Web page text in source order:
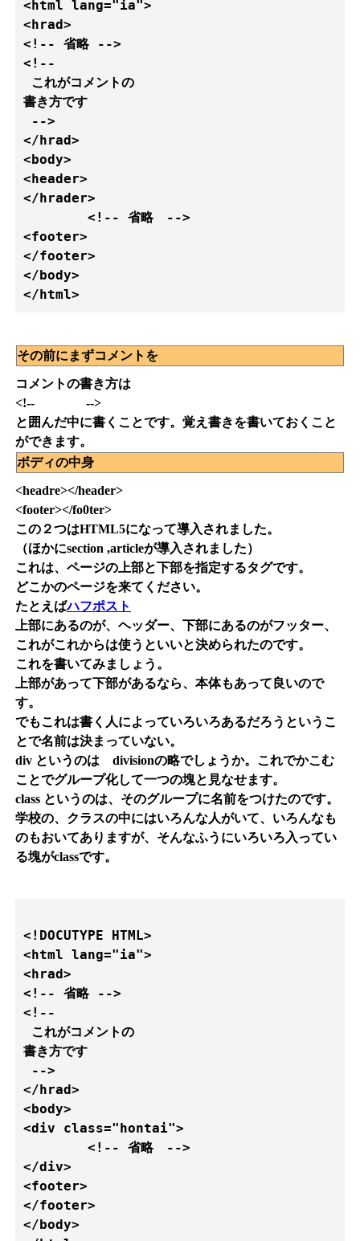
<html lang="ia">
<hrad>
<!-- 省略 -->
<!--
これがコメントの
書き方です
-->
</hrad>
<body>
<header>
</hrader>
<footer>
</footer>
</body>
その前にまずコメントを
コメントの書き方は
<!-- -->
と囲んだ中に書くことです。覚え書きを書いておくこと
ができます。
ボディの中身
<headre></header>
<footer></fo0ter>
この２つはHTML5になって導入されました。
（ほかにsection ,articleが導入されました）
これは、ページの上部と下部を指定するタグです。
どこかのページを来てください。
たとえばハフポスト
上部にあるのが、ヘッダー、下部にあるのがフッター、
これがこれからは使うといいと決められたのです。
これを書いてみましょう。
上部があって下部があるなら、本体もあって良いので
す。
でもこれは書く人によっていろいろあるだろうというこ
とで名前は決まっていない。
div というのは divisionの略でしょうか。これでかこむ
ことでグループ化して一つの塊と見なせます。
class というのは、そのグループに名前をつけたのです。
学校の、クラスの中にはいろんな人がいて、いろんなも
のもおいてありますが、そんなふうにいろいろ入ってい
る塊がclassです。
<!DOCUTYPE HTML>
<html lang="ia">
<hrad>
<!-- 省略 -->
<!--
これがコメントの
書き方です
-->
</hrad>
<body>
<div class="hontai">
</div>
<footer>
</footer>
</body>